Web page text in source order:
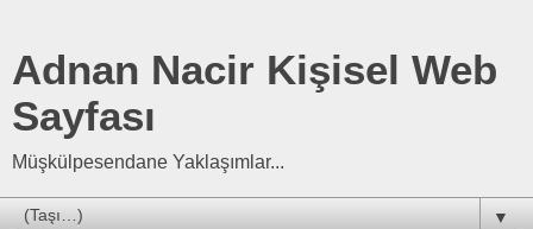
Adnan Nacir Kişisel Web
Sayfası
Müşkülpesendane Yaklaşımlar...
▼